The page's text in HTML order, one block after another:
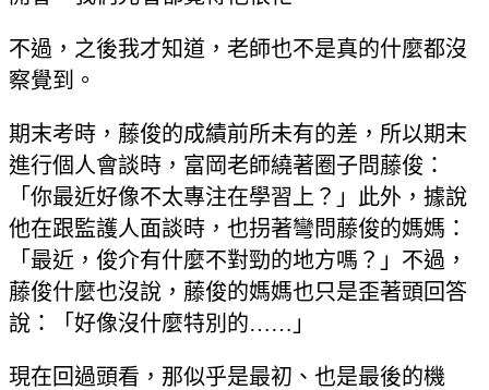
不過，之後我才知道，老師也不是真的什麼都沒
察覺到。
期末考時，藤俊的成績前所未有的差，所以期末
進行個人會談時，富岡老師繞著圈子問藤俊：
「你最近好像不太專注在學習上？」此外，據說
他在跟監護人面談時，也拐著彎問藤俊的媽媽：
「最近，俊介有什麼不對勁的地方嗎？」不過，
藤俊什麼也沒說，藤俊的媽媽也只是歪著頭回答
說：「好像沒什麼特別的……」
現在回過頭看，那似乎是最初、也是最後的機